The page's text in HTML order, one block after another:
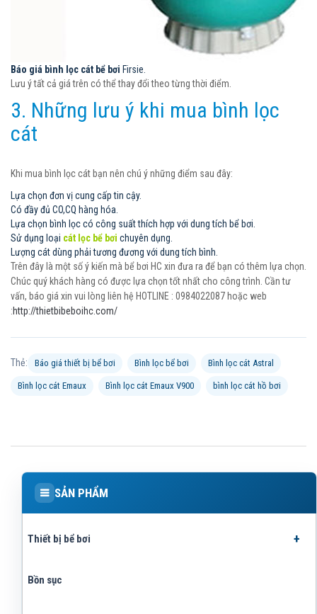
Báo giá bình lọc cát bể bơi Firsie.
Lưu ý tất cả giá trên có thể thay đổi theo từng thời điểm.
3. Những lưu ý khi mua bình lọc
cát
Khi mua bình lọc cát bạn nên chú ý những điểm sau đây:
Lựa chọn đơn vị cung cấp tin cậy.
Có đầy đủ CO,CQ hàng hóa.
Lựa chọn bình lọc có công suất thích hợp với dung tích bể bơi.
Sử dụng loại cát lọc bể bơi chuyên dụng.
Lượng cát dùng phải tương đương với dung tích bình.
Trên đây là một số ý kiến mà bể bơi HC xin đưa ra để bạn có thêm lựa chọn.
Chúc quý khách hàng có được lựa chọn tốt nhất cho công trình. Cần tư
vấn, báo giá xin vui lòng liên hệ HOTLINE : 0984022087 hoặc web
:http://thietbibeboihc.com/
Thẻ: Báo giá thiết bị bể bơi Bình lọc bể bơi Bình lọc cát Astral
Bình lọc cát Emaux Bình lọc cát Emaux V900 bình lọc cát hồ bơi
SẢN PHẨM
Thiết bị bể bơi
Bồn sục